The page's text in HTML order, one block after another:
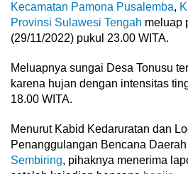
Kecamatan Pamona Pusalemba,
Provinsi Sulawesi Tengah meluap
(29/11/2022) pukul 23.00 WITA.
Meluapnya sungai Desa Tonusu
karena hujan dengan intensitas
18.00 WITA.
Menurut Kabid Kedaruratan dan
Penanggulangan Bencana Daerah
Sembiring, pihaknya menerima